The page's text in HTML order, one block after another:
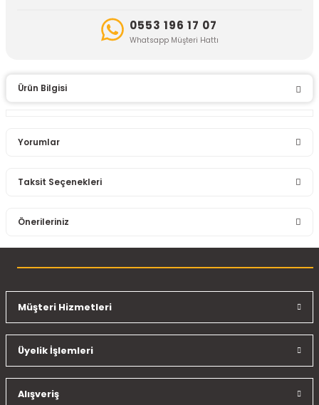
0553 196 17 07
Whatsapp Müşteri Hattı
Ürün Bilgisi
Yorumlar
Taksit Seçenekleri
Önerileriniz
konularda yetersiz gördüğünüz noktaları öneri formunu
Ürün resmi kalitesiz, bozuk veya görüntülenemiyor.
Ürün açıklamasında eksik bilgiler bulunuyor.
Ürün fiyatı diğer sitelerden daha pahalı.
Müşteri Hizmetleri
Üyelik İşlemleri
Alışveriş